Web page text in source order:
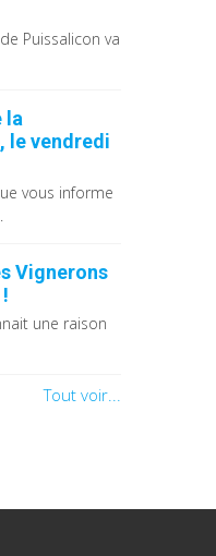
Puissalicon va
la
le vendredi
vous informe
Vignerons
une raison
Tout voir...